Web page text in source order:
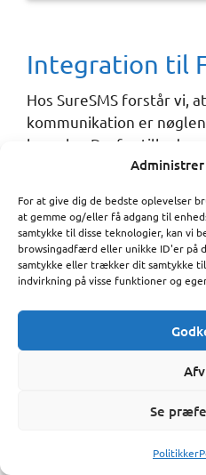
For at give dig de bedste oplevelser
at gemme og/eller få adgang til
samtykke til disse teknologier, kan vi
browsingadfærd eller unikke ID'er på
samtykke eller trækker dit samtykke
indvirkning på visse funktioner og
Se
Politikker
Integration til
Hos SureSMS forstår vi,
kommunikation er
branche. Derfor tilbyder
integrationsløsninger,
din virksomheds
Vores platform er
hånd med systemer for
sundhedssektoren (f.eks.
andre brancher, så du
bekræftelser og tilbud
mobiltelefoner.